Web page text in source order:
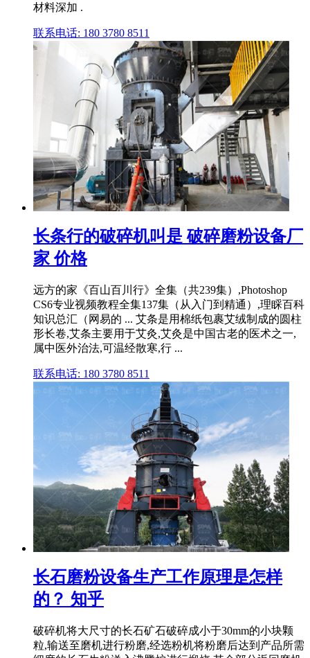
材料深加 .
联系电话: 180 3780 8511
长条行的破碎机叫是 破碎磨粉设备厂
家 价格
远方的家《百山百川行》全集（共239集）,Photoshop
CS6专业视频教程全集137集（从入门到精通）,理睬百科
知识总汇（网易的 ... 艾条是用棉纸包裹艾绒制成的圆柱
形长卷,艾条主要用于艾灸,艾灸是中国古老的医术之一,
属中医外治法,可温经散寒,行 ...
联系电话: 180 3780 8511
长石磨粉设备生产工作原理是怎样
的？ 知乎
破碎机将大尺寸的长石矿石破碎成小于30mm的小块颗
粒,输送至磨机进行粉磨,经选粉机将粉磨后达到产品所需